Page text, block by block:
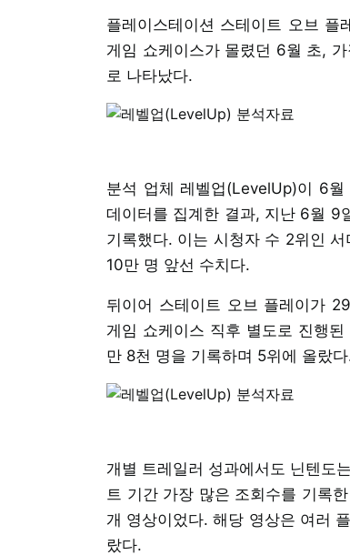
플레이스테이션 스테이트 오브
게임 쇼케이스가 몰렸던 6월 초,
로 나타났다.
분석 업체 레벨업(LevelUp)이 6월
데이터를 집계한 결과, 지난 6월 9
기록했다. 이는 시청자 수 2위인
10만 명 앞선 수치다.
뒤이어 스테이트 오브 플레이가
게임 쇼케이스 직후 별도로 진행
만 8천 명을 기록하며 5위에 올랐
개별 트레일러 성과에서도 닌텐도
트 기간 가장 많은 조회수를 기록
개 영상이었다. 해당 영상은 여러
랐다.